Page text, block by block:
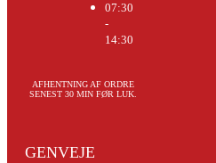
07:30
-
14:30
AFHENTNING AF ORDRE
SENEST 30 MIN FØR LUK.
GENVEJE